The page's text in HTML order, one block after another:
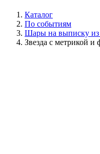
Каталог
По событиям
Шары на выписку из
Звезда с метрикой и